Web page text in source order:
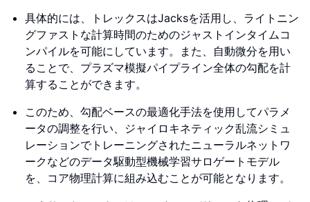
具体的には、トレックスはJacksを活用し、ライトニン
グファストな計算時間のためのジャストインタイムコ
ンパイルを可能にしています。また、自動微分を用い
ることで、プラズマ模擬パイプライン全体の勾配を計
算することができます。
このため、勾配ベースの最適化手法を使用してパラメ
ータの調整を行い、ジャイロキネティック乱流シミュ
レーションでトレーニングされたニューラルネットワ
ークなどのデータ駆動型機械学習サロゲートモデル
を、コア物理計算に組み込むことが可能となります。